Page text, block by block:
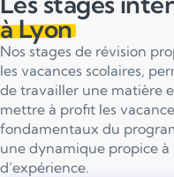
à Lyon
Nos stages de révision
les vacances scolaires,
de travailler une matière
mettre à profit les
fondamentaux du
une dynamique propice à
d’expérience.